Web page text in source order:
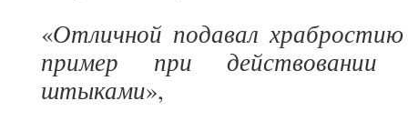
«Отличной подавал
пример при действовании
штыками»,